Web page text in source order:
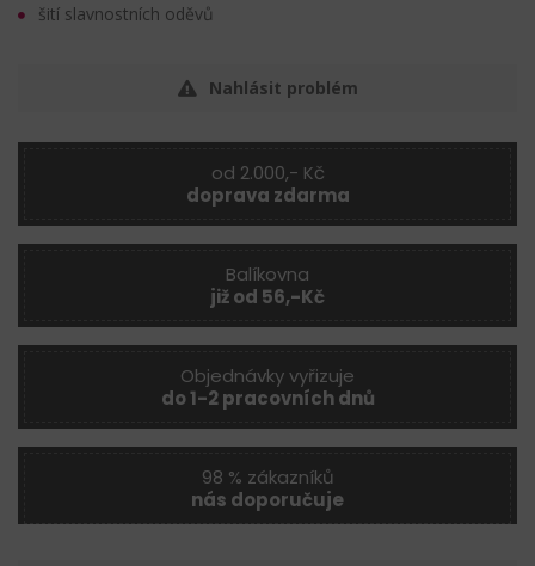
šití slavnostních oděvů
Nahlásit problém
od 2.000,- Kč
doprava zdarma
Balíkovna
již od 56,-Kč
Objednávky vyřizuje
do 1-2 pracovních dnů
98 % zákazníků
nás doporučuje